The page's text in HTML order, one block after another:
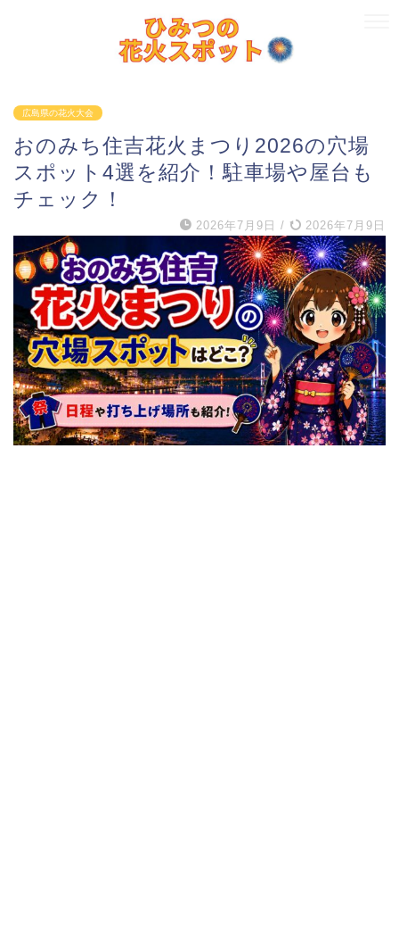
広島県の花火大会
おのみち住吉花火まつり2026の穴場
スポット4選を紹介！駐車場や屋台も
チェック！
2026年7月9日 / 2026年7月9日